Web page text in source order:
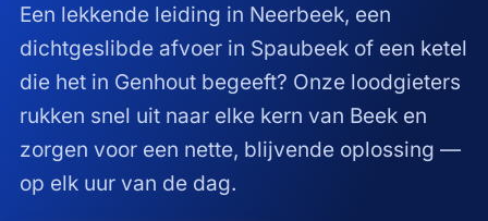
Een lekkende leiding in Neerbeek, een
dichtgeslibde afvoer in Spaubeek of een ketel
die het in Genhout begeeft? Onze loodgieters
rukken snel uit naar elke kern van Beek en
zorgen voor een nette, blijvende oplossing —
op elk uur van de dag.